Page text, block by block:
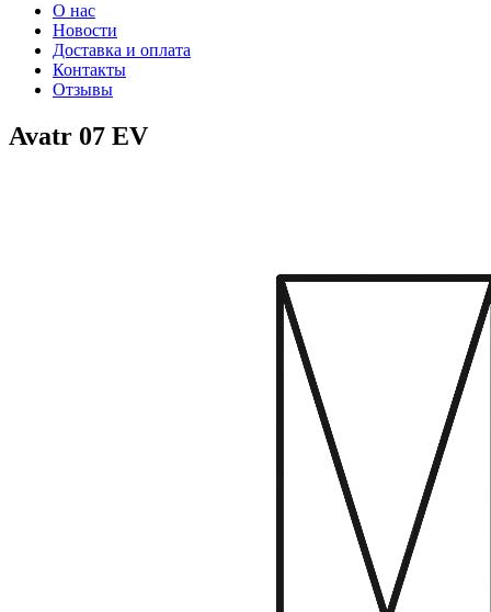
О нас
Новости
Доставка и оплата
Контакты
Отзывы
Avatr 07 EV